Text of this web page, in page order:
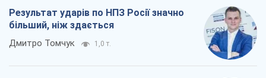
Результат ударів по НПЗ Росії значно
більший, ніж здається
Дмитро Томчук 1,0 т.